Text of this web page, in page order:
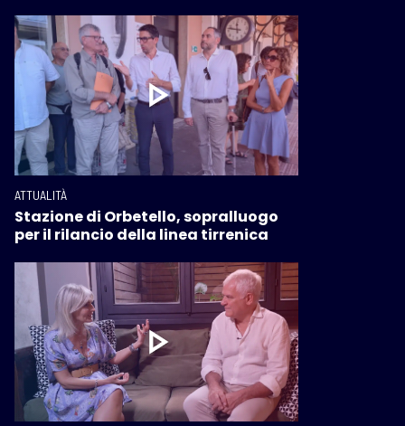
ATTUALITÀ
Stazione di Orbetello, sopralluogo
per il rilancio della linea tirrenica